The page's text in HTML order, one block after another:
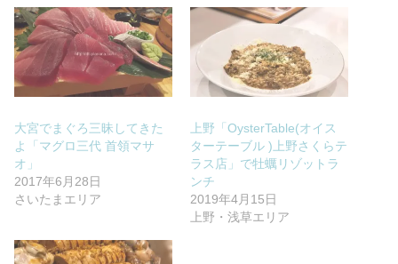
大宮でまぐろ三昧してきた
よ「マグロ三代 首領マサ
オ」
2017年6月28日
さいたまエリア
上野「OysterTable(オイス
ターテーブル )上野さくらテ
ラス店」で牡蠣リゾットラ
ンチ
2019年4月15日
上野・浅草エリア